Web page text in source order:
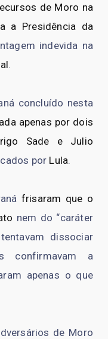
de Moro na
a Presidência da
indevida na
.
concluído nesta
apenas por dois
Sade e Julio
por Lula.
frisaram que o
nem do “caráter
dissociar
confirmavam a
apenas o que
de Moro